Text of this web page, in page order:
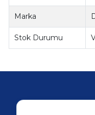
Marka
Stok Durumu